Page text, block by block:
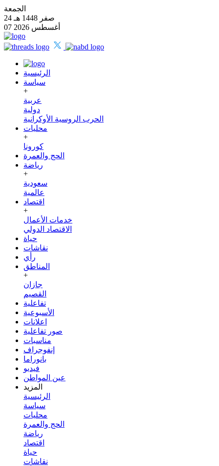
الجمعة
24 صفر 1448 هـ
07 أغسطس 2026
الرئيسية
سياسة
+
عربية
دولية
الحرب الروسية الأوكرانية
محليات
+
كورونا
الحج والعمرة
رياضة
+
سعودية
عالمية
اقتصاد
+
خدمات الأعمال
الاقتصاد الدولي
حياة
نقاشات
رأي
المناطق
+
جازان
القصيم
تفاعلية
الأسبوعية
اعلانات
صور تفاعلية
مناسبات
إنفوجراف
بانوراما
فيديو
عين المواطن
المزيد
الرئيسية
سياسة
محليات
الحج والعمرة
رياضة
اقتصاد
حياة
نقاشات